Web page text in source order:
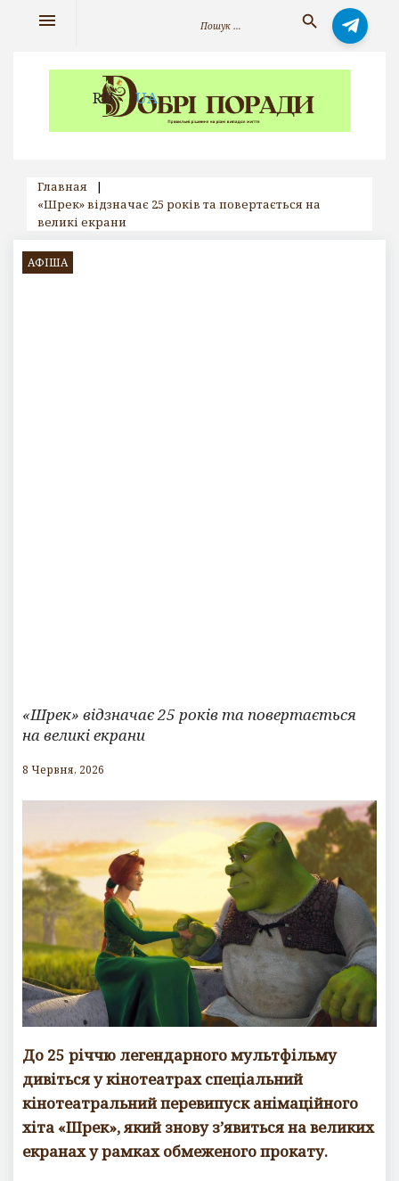
RU UA
search
menu
Главная
|
«Шрек» відзначає 25 років та повертається на
великі екрани
АФІША
«Шрек» відзначає 25 років та повертається
на великі екрани
8 Червня, 2026
До 25 річчю легендарного мультфільму
дивіться у кінотеатрах спеціальний
кінотеатральний перевипуск анімаційного
хіта «Шрек», який знову з’явиться на великих
екранах у рамках обмеженого прокату.